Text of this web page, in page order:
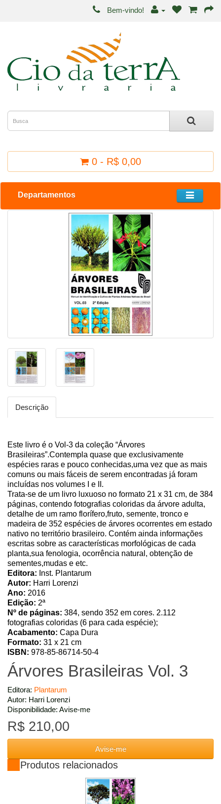
Bem-vindo!
0 - R$ 0,00
Departamentos
Descrição
Este livro é o Vol-3 da coleção “Árvores
Brasileiras”.Contempla quase que exclusivamente
espécies raras e pouco conhecidas,uma vez que as mais
comuns ou mais fáceis de serem encontradas já foram
incluídas nos volumes I e II.
Trata-se de um livro luxuoso no formato 21 x 31 cm, de 384
páginas, contendo fotografias coloridas da árvore adulta,
detalhe de um ramo florífero,fruto, semente, tronco e
madeira de 352 espécies de árvores ocorrentes em estado
nativo no território brasileiro. Contém ainda informações
escritas sobre as características morfológicas de cada
planta,sua fenologia, ocorrência natural, obtenção de
sementes,mudas e etc.
Editora: Inst. Plantarum
Autor: Harri Lorenzi
Ano: 2016
Edição: 2ª
Nº de páginas: 384, sendo 352 em cores. 2.112
fotografias coloridas (6 para cada espécie);
Acabamento: Capa Dura
Formato: 31 x 21 cm
ISBN: 978-85-86714-50-4
Árvores Brasileiras Vol. 3
Editora: Plantarum
Autor: Harri Lorenzi
Disponibilidade: Avise-me
R$ 210,00
Avise-me
Produtos relacionados